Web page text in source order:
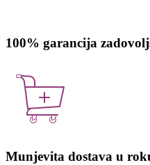
100% garancija
Munjevita dostava u